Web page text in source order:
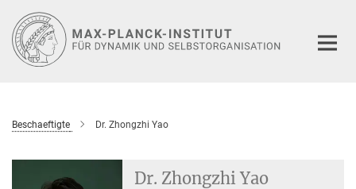
Hauptinhalt
Beschaeftigte Dr. Zhongzhi Yao
Dr. Zhongzhi Yao